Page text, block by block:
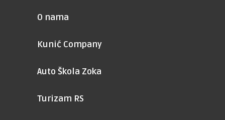
O nama
Kunić Company
Auto Škola Zoka
Turizam RS